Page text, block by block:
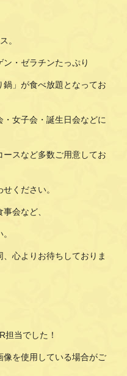
。
・ゼラチンたっぷり
」が食べ放題となってお
女子会・誕生日会などに
スなど多数ご用意してお
ください。
会など、
心よりお待ちしておりま
担当でした！
を使用している場合がご